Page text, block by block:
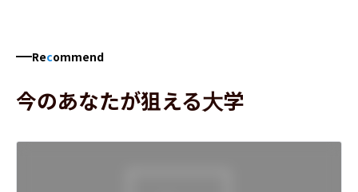
Recommend
今のあなたが狙える大学